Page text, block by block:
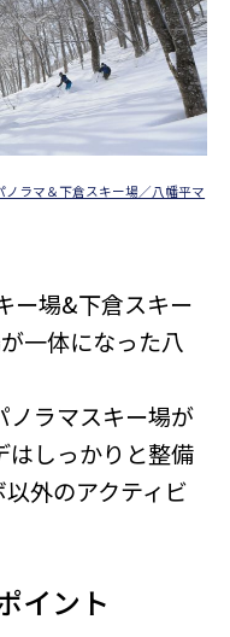
ラマ＆下倉スキー場／八幡平マ
ー場&下倉スキー
一体になった八
ノラマスキー場が
はしっかりと整備
外のアクティビ
イント